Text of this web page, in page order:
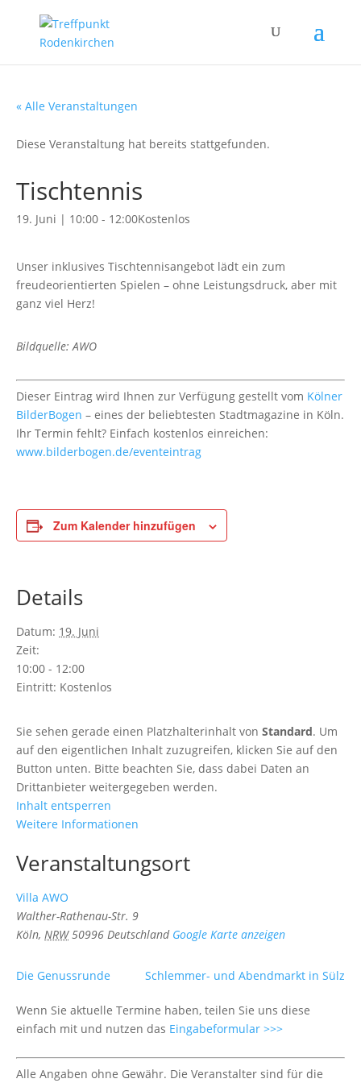
« Alle Veranstaltungen
Diese Veranstaltung hat bereits stattgefunden.
Tischtennis
19. Juni | 10:00 - 12:00Kostenlos
Unser inklusives Tischtennisangebot lädt ein zum
freudeorientierten Spielen – ohne Leistungsdruck, aber mit
ganz viel Herz!
Bildquelle: AWO
Dieser Eintrag wird Ihnen zur Verfügung gestellt vom Kölner
BilderBogen – eines der beliebtesten Stadtmagazine in Köln.
Ihr Termin fehlt? Einfach kostenlos einreichen:
www.bilderbogen.de/eventeintrag
Zum Kalender hinzufügen
Details
Datum: 19. Juni
Zeit:
10:00 - 12:00
Eintritt: Kostenlos
Veranstaltungsort
Villa AWO
Walther-Rathenau-Str. 9
Köln, NRW 50996 Deutschland Google Karte anzeigen
Sie sehen gerade einen Platzhalterinhalt von Standard. Um
auf den eigentlichen Inhalt zuzugreifen, klicken Sie auf den
Button unten. Bitte beachten Sie, dass dabei Daten an
Drittanbieter weitergegeben werden.
Inhalt entsperren
Weitere Informationen
Die Genussrunde Schlemmer- und Abendmarkt in Sülz
Wenn Sie aktuelle Termine haben, teilen Sie uns diese
einfach mit und nutzen das Eingabeformular >>>
Alle Angaben ohne Gewähr. Die Veranstalter sind für die